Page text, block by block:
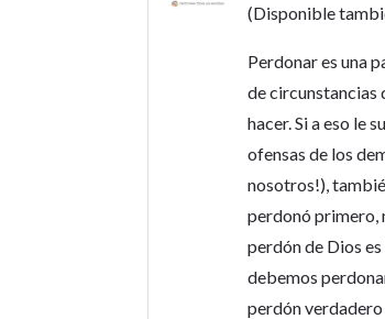
(Disponible
Perdonar es una
de circunstancias
hacer. Si a eso le
ofensas de los
nosotros!),
perdonó primero,
perdón de Dios
debemos
perdón verdadero